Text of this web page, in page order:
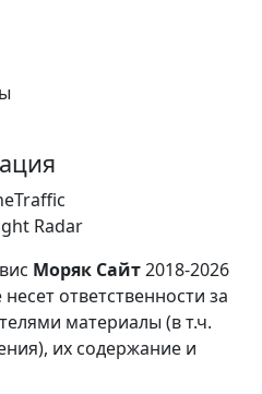
Radar
Моряк Сайт2018-2026
ответственности за
материалы (в т.ч.
их содержание и